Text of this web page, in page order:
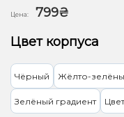
Цена:
799₴
Цвет корпуса
Чёрный Жёлто-
Зелёный градиент